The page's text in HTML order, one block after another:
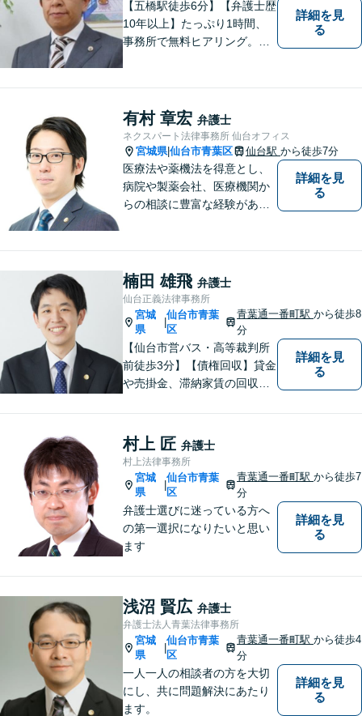
【五橋駅徒歩6分】【弁護士歴
10年以上】たっぷり1時間、
事務所で無料ヒアリング。気
の糸口を一緒に探すことを大
切にしています。
詳細を見
る
有村 章宏 弁護士
ネクスパート法律事務所 仙台オフィス
宮城県|仙台市青葉区 仙台駅 から徒歩7分
医療法や薬機法を得意とし、
病院や製薬会社、医療機関か
らの相談に豊富な経験があり
ニケーション力」「リサーチ
力」をフルに用いて、真の救
済を目指します。【分割払い
可】
詳細を見
る
楠田 雄飛 弁護士
仙台正義法律事務所
宮城
県
仙台市青葉
区
青葉通一番町駅から徒歩8
分
【仙台市営バス・高等裁判所
前徒歩3分】【債権回収】貸金
や売掛金、滞納家賃の回収な
倫慰謝料の請求を受けた方の
相談のみ受け付けております
【相続】遺言書作成・相続放
棄・遺産分割・遺留分のご相
談に対応しております
詳細を見
る
村上 匠 弁護士
村上法律事務所
宮城
県
仙台市青葉
区
青葉通一番町駅から徒歩7
分
弁護士選びに迷っている方へ
の第一選択になりたいと思い
ます
詳細を見
る
浅沼 賢広 弁護士
弁護士法人青葉法律事務所
宮城
県
仙台市青葉
区
青葉通一番町駅から徒歩4
分
一人一人の相談者の方を大切
にし、共に問題解決にあたり
ます。
詳細を見
る